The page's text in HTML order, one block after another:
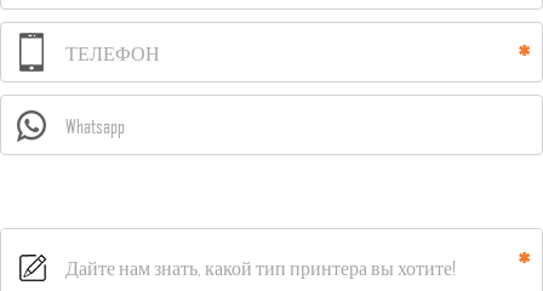
ТЕЛЕФОН
Whatsapp
Дайте нам знать, какой тип принтера вы хотите!